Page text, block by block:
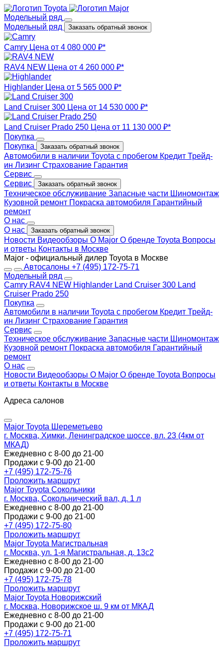
Модельный ряд
Модельный ряд
Заказать обратный звонок
Camry Цена от 4 080 000 ₽*
RAV4 NEW Цена от 4 260 000 ₽*
Highlander Цена от 5 565 000 ₽*
Land Cruiser 300 Цена от 14 530 000 ₽*
Land Cruiser Prado 250 Цена от 11 130 000 ₽*
Покупка
Покупка
Заказать обратный звонок
Автомобили в наличии Toyota с пробегом Кредит Трейд-
ин Лизинг Страхование Гарантия
Сервис
Сервис
Заказать обратный звонок
Техническое обслуживание Запасные части Шиномонтаж
Кузовной ремонт Покраска автомобиля Гарантийный
ремонт
О нас
О нас
Заказать обратный звонок
Новости Видеообзоры О Major О бренде Toyota Вопросы
и ответы Контакты в Москве
Major - официальный дилер Toyota в Москве
Автосалоны +7 (495) 172-75-71
Модельный ряд
Camry RAV4 NEW Highlander Land Cruiser 300 Land
Cruiser Prado 250
Покупка
Автомобили в наличии Toyota с пробегом Кредит Трейд-
ин Лизинг Страхование Гарантия
Сервис
Техническое обслуживание Запасные части Шиномонтаж
Кузовной ремонт Покраска автомобиля Гарантийный
ремонт
О нас
Новости Видеообзоры О Major О бренде Toyota Вопросы
и ответы Контакты в Москве
Адреса салонов
Major Toyota Шереметьево
г. Москва, Химки, Ленинградское шоссе, вл. 23 (4км от
МКАД)
Ежедневно с 8-00 до 21-00
Продажи с 9-00 до 21-00
+7 (495) 172-75-76
Проложить маршрут
Major Toyota Сокольники
г. Москва, Сокольнический вал, д. 1 л
Ежедневно с 8-00 до 21-00
Продажи с 9-00 до 21-00
+7 (495) 172-75-80
Проложить маршрут
Major Toyota Магистральная
г. Москва, ул. 1-я Магистральная, д. 13с2
Ежедневно с 8-00 до 21-00
Продажи с 9-00 до 21-00
+7 (495) 172-75-78
Проложить маршрут
Major Toyota Новорижский
г. Москва, Новорижское ш. 9 км от МКАД
Ежедневно с 8-00 до 21-00
Продажи с 9-00 до 21-00
+7 (495) 172-75-71
Проложить маршрут